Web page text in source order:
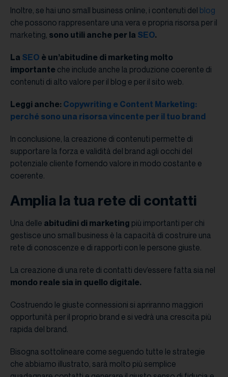
Inoltre, se hai uno small business online, i contenuti del blog
che possono rappresentare una vera e propria risorsa per il
marketing, sono utili anche per la SEO.
La SEO è un’abitudine di marketing molto
importante che include anche la produzione coerente di
contenuti di alto valore per il blog e per il sito web.
Leggi anche: Copywriting e Content Marketing:
perché sono una risorsa vincente per il tuo brand
In conclusione, la creazione di contenuti permette di
supportare la forza e validità del brand agli occhi del
potenziale cliente fornendo valore in modo costante e
coerente.
Amplia la tua rete di contatti
Una delle abitudini di marketing più importanti per chi
gestisce uno small business è la capacità di costruire una
rete di conoscenze e di rapporti con le persone giuste.
La creazione di una rete di contatti dev’essere fatta sia nel
mondo reale sia in quello digitale.
Costruendo le giuste connessioni si apriranno maggiori
opportunità per il proprio brand e si vedrà una crescita più
rapida del brand.
Bisogna sottolineare come seguendo tutte le strategie
che abbiamo illustrato, sarà molto più semplice